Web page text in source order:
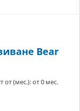
Bear
(мес.): от 0 мес.